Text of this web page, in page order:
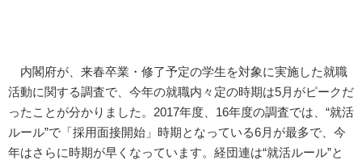
内閣府が、来春卒業・修了予定の学生を対象に実施した就職
活動に関する調査で、今年の就職内々定の時期は5月がピークだ
ったことが分かりました。2017年度、16年度の調査では、“就活
ルール”で「採用面接開始」時期となっている6月が最多で、今
年はさらに時期が早くなっています。経団連は“就活ルール”と